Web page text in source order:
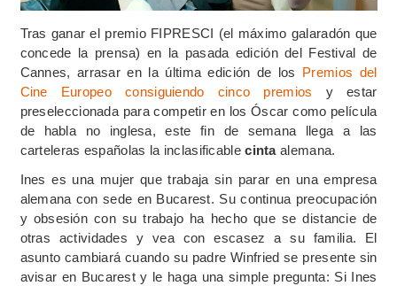
Tras ganar el premio FIPRESCI (el máximo galaradón que
concede la prensa) en la pasada edición del Festival de
Cannes, arrasar en la última edición de los Premios del
Cine Europeo consiguiendo cinco premios y estar
preseleccionada para competir en los Óscar como película
de habla no inglesa, este fin de semana llega a las
carteleras españolas la inclasificablecintaalemana.
Ines es una mujer que trabaja sin parar en una empresa
alemana con sede en Bucarest. Su continua preocupación
y obsesión con su trabajo ha hecho que se distancie de
otras actividades y vea con escasez a su familia. El
asunto cambiará cuando su padre Winfried se presente sin
avisar en Bucarest y le haga una simple pregunta: Si Ines